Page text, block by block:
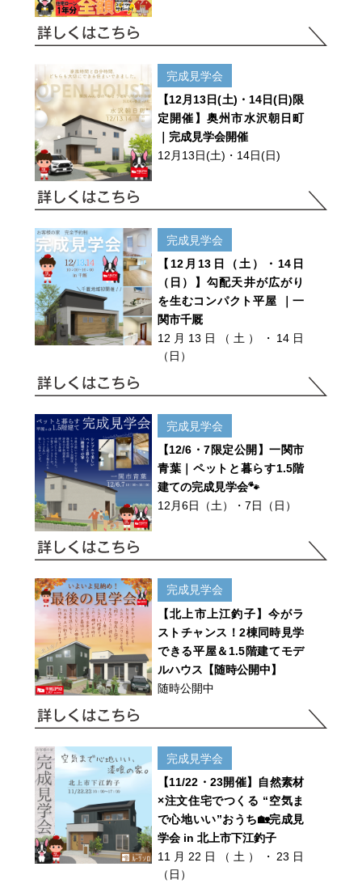
完成見学会
【12月13日(土)・14日(日)限
定開催】奥州市水沢朝日町
｜完成見学会開催
12月13日(土)・14日(日)
完成見学会
【12月13日（土）・14日
（日）】勾配天井が広がり
を生むコンパクト平屋 ｜一
関市千厩
12月13日（土）・14日
（日）
完成見学会
【12/6・7限定公開】一関市
青葉｜ペットと暮らす1.5階
建ての完成見学会🐾
12月6日（土）・7日（日）
完成見学会
【北上市上江釣子】今がラ
ストチャンス！2棟同時見学
できる平屋＆1.5階建てモデ
ルハウス【随時公開中】
随時公開中
完成見学会
【11/22・23開催】自然素材
×注文住宅でつくる “空気ま
で心地いい”おうち🏡完成見
学会 in 北上市下江釣子
11月22日（土）・23日
（日）